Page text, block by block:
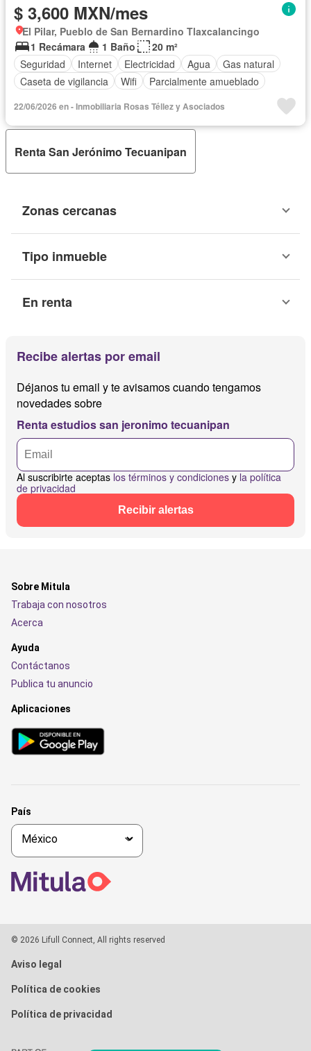
$ 3,600 MXN/mes
El Pilar, Pueblo de San Bernardino Tlaxcalancingo
1 Recámara
1 Baño
20 m²
Seguridad
Internet Electricidad Agua
Gas natural
Caseta de vigilancia
Wifi Parcialmente amueblado
22/06/2026 en - Inmobiliaria Rosas Téllez y Asociados
Renta San Jerónimo Tecuanipan
Zonas cercanas
Tipo inmueble
En renta
Recibe alertas por email
Déjanos tu email y te avisamos cuando tengamos
novedades sobre
Renta estudios san jeronimo tecuanipan
Al suscribirte aceptas los términos y condiciones y la política
de privacidad
Recibir alertas
Sobre Mitula
Trabaja con nosotros
Acerca
Ayuda
Contáctanos
Publica tu anuncio
Aplicaciones
País
© 2026 Lifull Connect, All rights reserved
Aviso legal
Política de cookies
Política de privacidad